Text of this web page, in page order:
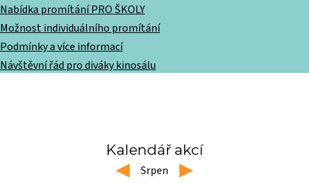
Nabídka promítání PRO ŠKOLY
Možnost individuálního promítání
Podmínky a více informací
Návštěvní řád pro diváky kinosálu
Kalendář akcí
left Srpen right